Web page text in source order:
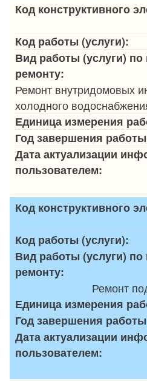
Код конструктивного
Код работы (услуги):
Вид работы (услуги) по
ремонту:
Ремонт внутридомовых
холодного
Единица измерения
Год завершения
Дата актуализации
пользователем:
Код конструктивного
Код работы (услуги):
Вид работы (услуги) по
ремонту:
Ремонт
Единица измерения
Год завершения
Дата актуализации
пользователем: